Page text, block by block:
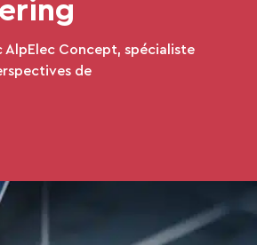
Concept, spécialiste
de